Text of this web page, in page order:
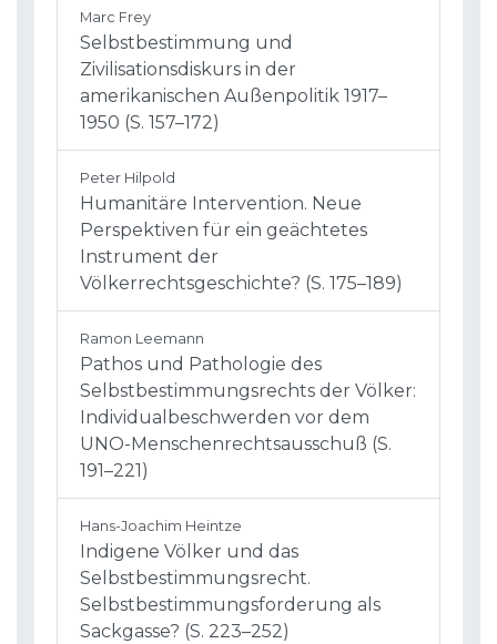
Marc Frey
Selbstbestimmung und
Zivilisationsdiskurs in der
amerikanischen Außenpolitik 1917–
1950 (S. 157–172)
Peter Hilpold
Humanitäre Intervention. Neue
Perspektiven für ein geächtetes
Instrument der
Völkerrechtsgeschichte? (S. 175–189)
Ramon Leemann
Pathos und Pathologie des
Selbstbestimmungsrechts der Völker:
Individualbeschwerden vor dem
UNO-Menschenrechtsausschuß (S.
191–221)
Hans-Joachim Heintze
Indigene Völker und das
Selbstbestimmungsrecht.
Selbstbestimmungsforderung als
Sackgasse? (S. 223–252)